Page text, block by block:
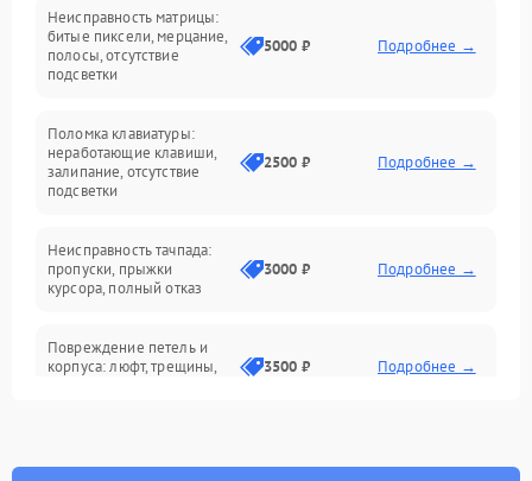
Программные ошибки
Электрические и системные сбои
Интерфейсные проблемы
Батарея
Сеть и интернет
Неисправность матрицы:
битые пиксели, мерцание,
полосы, отсутствие
подсветки
5000 ₽ Подробнее →
Поломка клавиатуры:
неработающие клавиши,
залипание, отсутствие
подсветки
2500 ₽ Подробнее →
Неисправность тачпада:
пропуски, прыжки
курсора, полный отказ
3000 ₽ Подробнее →
Повреждение петель и
корпуса: люфт, трещины,
3500 ₽ Подробнее →
быстрая разрядка,
2500 ₽ Подробнее →